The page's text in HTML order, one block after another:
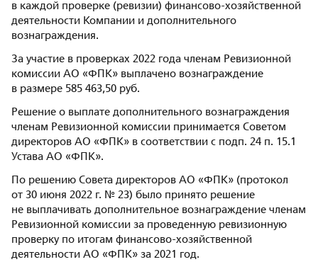
в каждой проверке (ревизии) финансово-хозяйственной
деятельности Компании и дополнительного
вознаграждения.
За участие в проверках 2022 года членам Ревизионной
комиссии АО «ФПК» выплачено вознаграждение
в размере 585 463,50 руб.
Решение о выплате дополнительного вознаграждения
членам Ревизионной комиссии принимается Советом
директоров АО «ФПК» в соответствии с подп. 24 п. 15.1
Устава АО «ФПК».
По решению Совета директоров АО «ФПК» (протокол
от 30 июня 2022 г. № 23) было принято решение
не выплачивать дополнительное вознаграждение членам
Ревизионной комиссии за проведенную ревизионную
проверку по итогам финансово-хозяйственной
деятельности АО «ФПК» за 2021 год.